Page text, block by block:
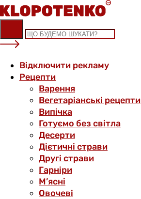
Skip
to
content
Відключити рекламу
Рецепти
Варення
Вегетаріанські рецепти
Випічка
Готуємо без світла
Десерти
Дієтичні страви
Другі страви
Гарніри
М’ясні
Овочеві